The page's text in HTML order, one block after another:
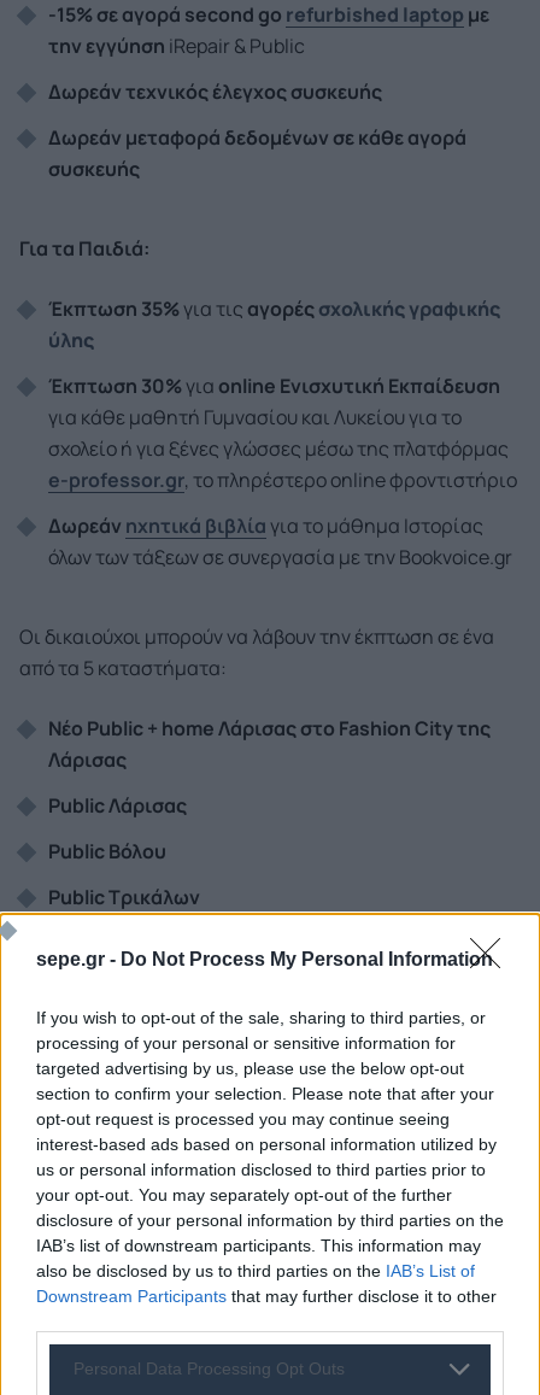
sepe.gr - Do Not Process My Personal Information
If you wish to opt-out of the sale, sharing to third parties, or
processing of your personal or sensitive information for
targeted advertising by us, please use the below opt-out
section to confirm your selection. Please note that after your
opt-out request is processed you may continue seeing
interest-based ads based on personal information utilized by
us or personal information disclosed to third parties prior to
your opt-out. You may separately opt-out of the further
disclosure of your personal information by third parties on the
IAB’s list of downstream participants. This information may
also be disclosed by us to third parties on the IAB’s List of
Downstream Participants that may further disclose it to other
Personal Data Processing Opt Outs
-15% σε αγορά second go refurbished laptop με
την εγγύηση iRepair & Public
Δωρεάν τεχνικός έλεγχος συσκευής
Δωρεάν μεταφορά δεδομένων σε κάθε αγορά
συσκευής
Για τα Παιδιά:
Έκπτωση 35%για τις αγορέςσχολικής γραφικής
ύλης
Έκπτωση 30%για online Ενισχυτική Εκπαίδευση
για κάθε μαθητή Γυμνασίου και Λυκείου για το
σχολείο ή για ξένες γλώσσες μέσω της πλατφόρμας
e-professor.gr, το πληρέστερο online φροντιστήριο
Δωρεάν ηχητικά βιβλία για το μάθημα Ιστορίας
όλων των τάξεων σε συνεργασία με την Bookvoice.gr
Οι δικαιούχοι μπορούν να λάβουν την έκπτωση σε ένα
από τα 5 καταστήματα:
Νέο Public + home Λάρισας στο Fashion City της
Λάρισας
Public Λάρισας
Public Βόλου
Public Τρικάλων
Πρωταρχικός στόχος τωνPublicείναι να συμβάλλουν
στην τεράστια προσπάθεια για την αποκατάσταση των
περιοχών και την επανεκκίνηση της ομαλής
οικογενειακής ζωής.
Επιπρόσθετα, με αίσθημα αλληλεγγύης, τα Public
προχώρησαν ήδη στην δωρεά 165 τεμαχίων σε αντλίες,
πιεστικά και πλυστικά μηχανήματα, μέσω του
συντονισμού του Μη Κερδοσκοπικού Σωματείου
«ΔΕΣΜΟΣ», για τις ανάγκες καθαρισμού των περιοχών.
Παράλληλα, από την πρώτη στιγμή έχουν προχωρήσει
στην παροχή φιαλών νερού στον τοπικό πληθυσμό μέσω